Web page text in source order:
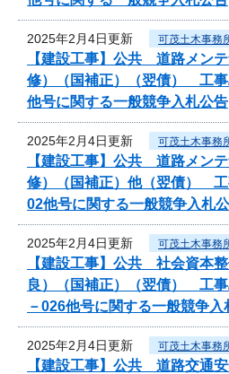
2025年2月4日更新 可茂土木事務
【建設工事】公共 道路メン
修）（国補正）（翌債） 工
他号に関する一般競争入札公告
2025年2月4日更新 可茂土木事務
【建設工事】公共 道路メン
修）（国補正）他（翌債） 工
02他号に関する一般競争入札
2025年2月4日更新 可茂土木事務
【建設工事】公共 社会資本
良）（国補正）（翌債） 工
－026他号に関する一般競争入
2025年2月4日更新 可茂土木事務
【建設工事】公共 道路交通